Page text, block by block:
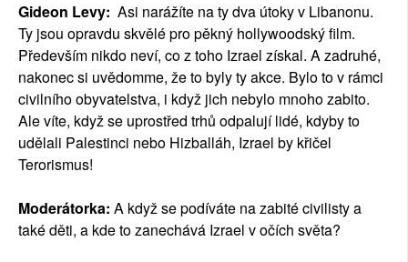
Gideon Levy: Asi narážíte na ty dva útoky v Libanonu.
Ty jsou opravdu skvělé pro pěkný hollywoodský film.
Především nikdo neví, co z toho Izrael získal. A zadruhé,
nakonec si uvědomme, že to byly ty akce. Bylo to v rámci
civilního obyvatelstva, i když jich nebylo mnoho zabito.
Ale víte, když se uprostřed trhů odpalují lidé, kdyby to
udělali Palestinci nebo Hizballáh, Izrael by křičel
Terorismus!
Moderátorka: A když se podíváte na zabité civilisty a
také děti, a kde to zanechává Izrael v očích světa?